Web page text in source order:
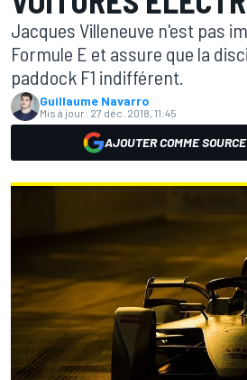
Jacques Villeneuve n'est pas
Formule E et assure que la
paddock F1 indifférent.
Guillaume Navarro
Mis à jour: 27 déc. 2018, 11:45
AJOUTER COMME